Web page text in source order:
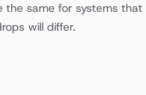
the same for systems
will differ.